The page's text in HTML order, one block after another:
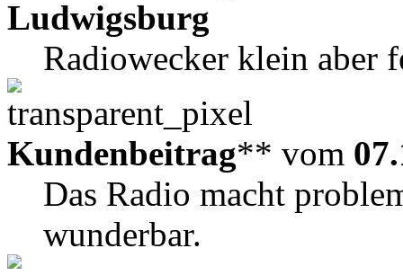
Ludwigsburg
Radiowecker klein aber
Kundenbeitrag** vom
Das Radio macht
wunderbar.